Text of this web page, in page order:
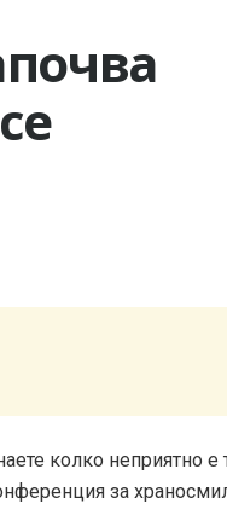
колко неприятно е
за